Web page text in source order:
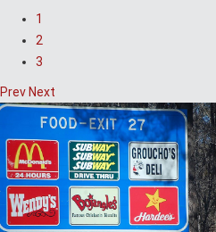
1
2
3
Prev Next